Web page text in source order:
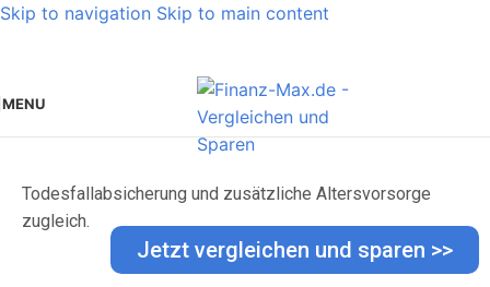
Skip to navigation Skip to main content
MENULebensversicherung
Todesfallabsicherung und zusätzliche Altersvorsorge
zugleich.
Jetzt vergleichen und sparen >>